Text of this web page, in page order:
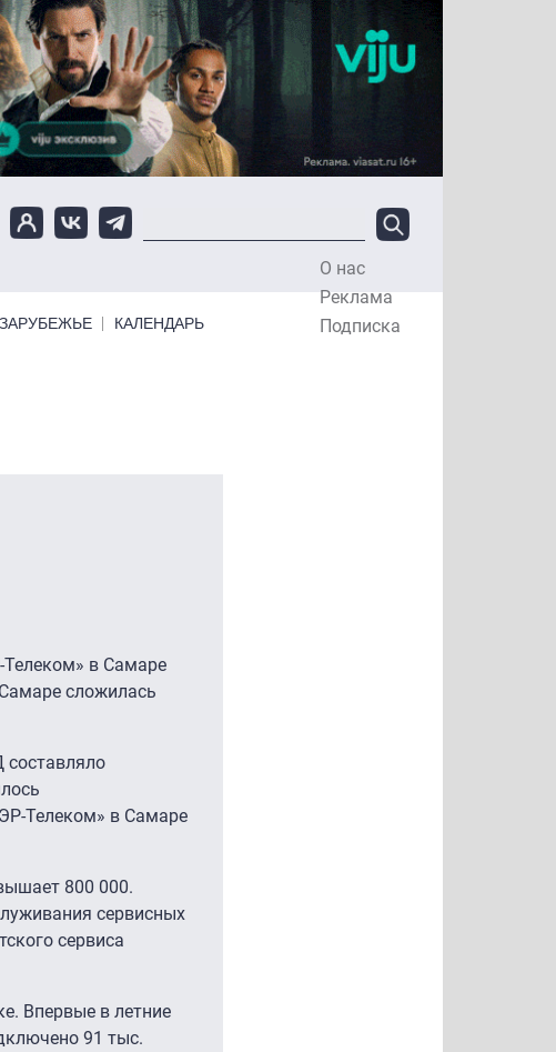
О нас
Реклама
Подписка
ЗАРУБЕЖЬЕ КАЛЕНДАРЬ
Телеком» в Самаре
сложилась
составляло
Телеком» в Самаре
800 000.
сервисных
сервиса
Впервые в летние
91 тыс.